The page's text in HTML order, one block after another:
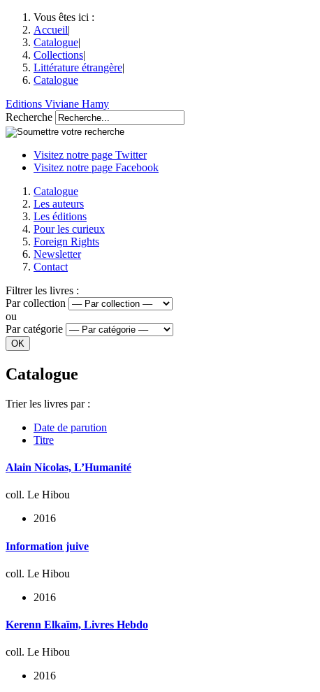
Vous êtes ici :
Accueil|
Catalogue|
Collections|
Littérature étrangère|
Catalogue
Editions Viviane Hamy
Recherche
Visitez notre page Twitter
Visitez notre page Facebook
Catalogue
Les auteurs
Les éditions
Pour les curieux
Foreign Rights
Newsletter
Contact
Filtrer les livres :
Par collection
ou
Par catégorie
Catalogue
Trier les livres par :
Date de parution
Titre
Alain Nicolas, L’Humanité
coll. Le Hibou
2016
Information juive
coll. Le Hibou
2016
Kerenn Elkaïm, Livres Hebdo
coll. Le Hibou
2016